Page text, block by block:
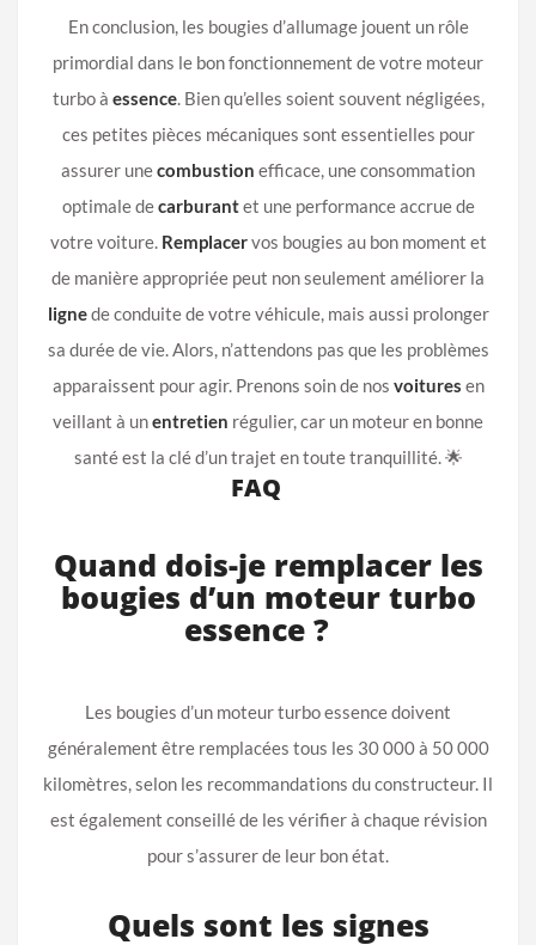
En conclusion, les bougies d’allumage jouent un rôle
primordial dans le bon fonctionnement de votre moteur
turbo à essence. Bien qu’elles soient souvent négligées,
ces petites pièces mécaniques sont essentielles pour
assurer unecombustion efficace, une consommation
optimale decarburantet une performance accrue de
votre voiture. Remplacervos bougies au bon moment et
de manière appropriée peut non seulement améliorer la
lignede conduite de votre véhicule, mais aussi prolonger
sa durée de vie. Alors, n’attendons pas que les problèmes
apparaissent pour agir. Prenons soin de nos voitures en
veillant à unentretien régulier, car un moteur en bonne
santé est la clé d’un trajet en toute tranquillité. 🌟
FAQ
Quand dois-je remplacer les
bougies d’un moteur turbo
essence ?
Les bougies d’un moteur turbo essence doivent
généralement être remplacées tous les 30 000 à 50 000
kilomètres, selon les recommandations du constructeur. Il
est également conseillé de les vérifier à chaque révision
pour s’assurer de leur bon état.
Quels sont les signes